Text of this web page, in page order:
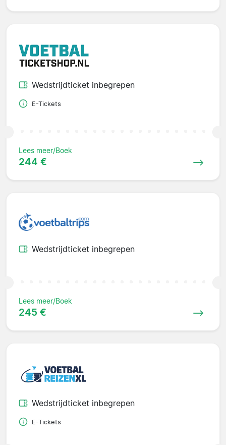
Wedstrijdticket inbegrepen
E-Tickets
Lees meer/Boek
244 €
Wedstrijdticket inbegrepen
Lees meer/Boek
245 €
Wedstrijdticket inbegrepen
E-Tickets